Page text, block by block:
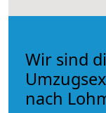
Wir sind
nach